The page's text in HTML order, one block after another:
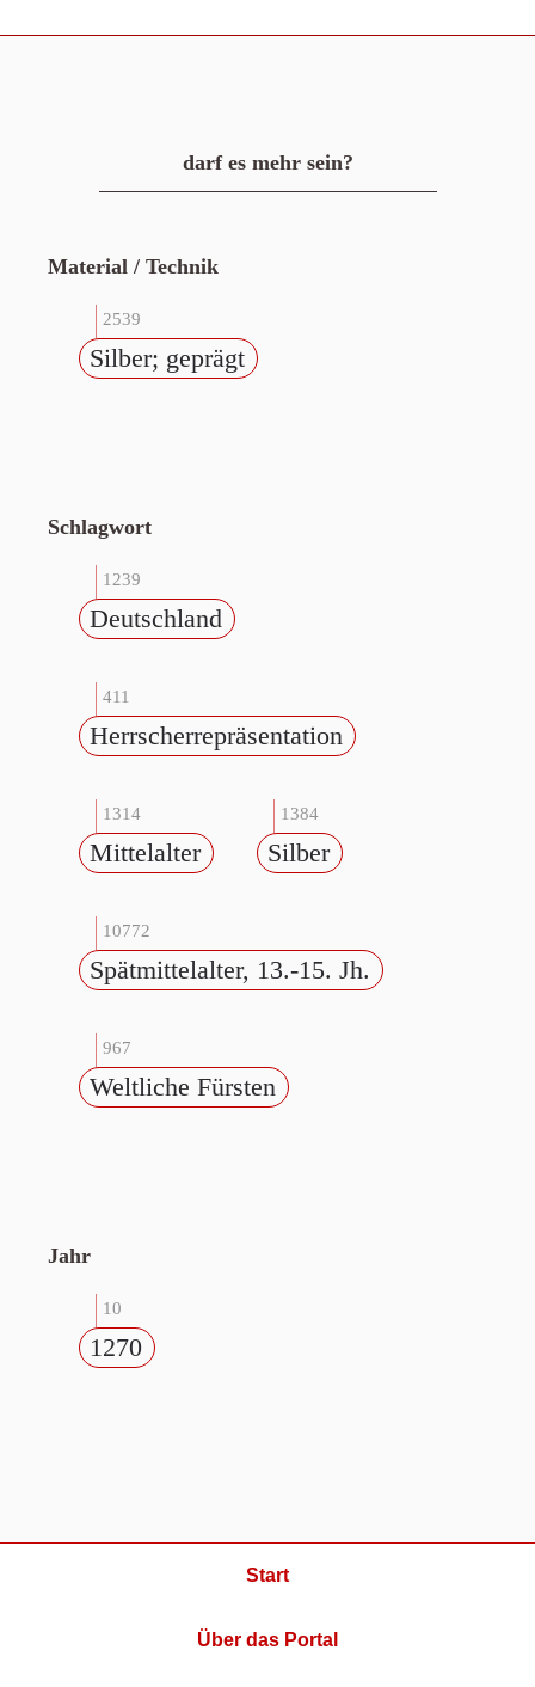
darf es mehr sein?
Material / Technik
2539
Silber; geprägt
Schlagwort
1239
Deutschland
411
Herrscherrepräsentation
1314
Mittelalter
1384
Silber
10772
Spätmittelalter, 13.-15. Jh.
967
Weltliche Fürsten
Jahr
10
1270
Start
Über das Portal